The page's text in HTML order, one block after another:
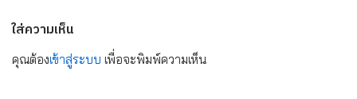
ใส่ความเห็น
คุณต้องเข้าสู่ระบบ เพื่อจะพิมพ์ความเห็น